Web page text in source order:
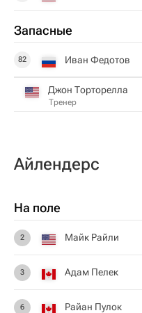
Запасные
82 Иван Федотов
Джон Торторелла
Тренер
Айлендерс
На поле
2 Майк Райли
3 Адам Пелек
6 Райан Пулок